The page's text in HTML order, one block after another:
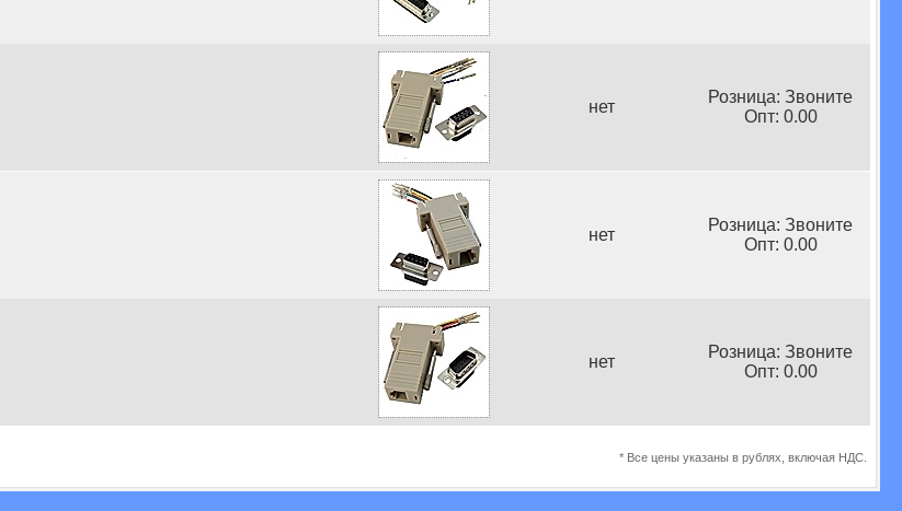
нет
Розница: Звоните
Опт: 0.00
нет
Розница: Звоните
Опт: 0.00
нет
Розница: Звоните
Опт: 0.00
* Все цены указаны в рублях, включая НДС.